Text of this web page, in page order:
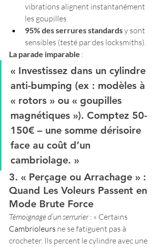
vibrations alignent instantanément
les goupilles.
95% des serrures standards y sont
sensibles (testé par des locksmiths).
La parade imparable :
« Investissez dans un cylindre
anti-bumping (ex : modèles à
« rotors » ou « goupilles
magnétiques »). Comptez 50-
150€ – une somme dérisoire
face au coût d’un
cambriolage. »
3. « Perçage ou Arrachage » :
Quand Les Voleurs Passent en
Mode Brute Force
Témoignage d’un serrurier : « Certains
Cambrioleurs ne se fatiguent pas à
crocheter. Ils percent le cylindre avec une